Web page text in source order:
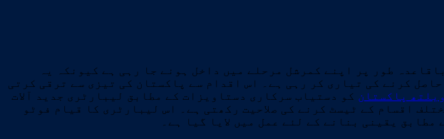
کوریا پی وی ماڈیول ٹیسٹنگ لیبارٹری 2026 میں باقاعدہ طور پر اپنے کمرشل مرحلے میں داخل ہونے جا رہی ہے کیونکہ یہ
آئی ایس او/آئی ای سی-17025 معیار کے تحت منظوری حاصل کرنے کی تیاری کر رہی ہے۔ اس اقدام سے پاکستان کی تیزی سے ترقی کرتی
ویلتھ پاکستان کو دستیاب سرکاری دستاویزات کے مطابق لیبارٹری جدید آلات
تنصیب اور کمیشننگ کے بعد مکمل طور پر فعال ہو چکی ہے۔ یہ سہولت شمسی پینلز پر 40 مختلف اقسام کے ٹیسٹ کرنے کی صلاحیت رکھتی ہے۔ اس لیبارٹری کا قیام فوٹو
یقینی بنانے کے لئے عمل میں لایا گیا ہے۔